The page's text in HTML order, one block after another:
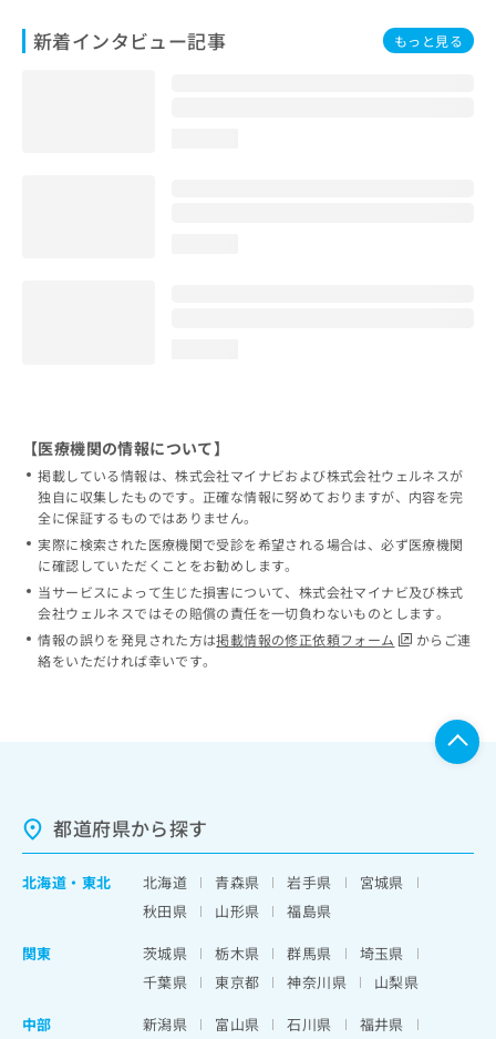
新着インタビュー記事 もっと見る
【医療機関の情報について】
掲載している情報は、株式会社マイナビおよび株式会社ウェルネスが
独自に収集したものです。正確な情報に努めておりますが、内容を完
全に保証するものではありません。
実際に検索された医療機関で受診を希望される場合は、必ず医療機関
に確認していただくことをお勧めします。
当サービスによって生じた損害について、株式会社マイナビ及び株式
会社ウェルネスではその賠償の責任を一切負わないものとします。
情報の誤りを発見された方は掲載情報の修正依頼フォーム
からご連
絡をいただければ幸いです。
都道府県から探す
北海道 ・ 東北 北海道 青森県 岩手県
宮城県
秋田県
山形県
福島県
関東
茨城県 栃木県 群馬県
埼玉県
千葉県
東京都 神奈川県
山梨県
中部
新潟県 富山県 石川県
福井県